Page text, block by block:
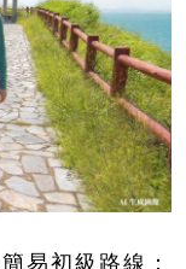
易初級路線：